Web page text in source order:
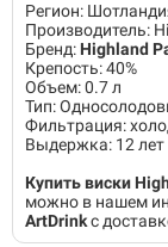
Регион:
Производитель:
Бренд: Highland
Крепость: 40%
Объем: 0.7 л
Тип:
Фильтрация:
Выдержка: 12 лет
Купить виски
можно в нашем
ArtDrinkс